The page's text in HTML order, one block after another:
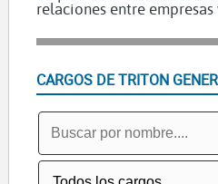
relaciones entre
CARGOS DE TRITON